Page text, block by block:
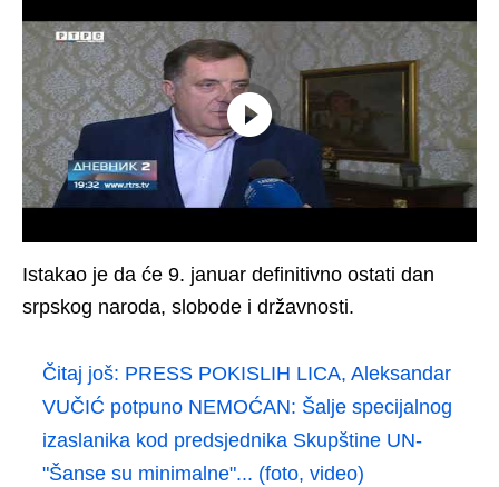
Istakao je da će 9. januar definitivno ostati dan
srpskog naroda, slobode i državnosti.
Čitaj još: PRESS POKISLIH LICA, Aleksandar
VUČIĆ potpuno NEMOĆAN: Šalje specijalnog
izaslanika kod predsjednika Skupštine UN-
"Šanse su minimalne"... (foto, video)